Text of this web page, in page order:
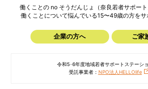
働くことの no そうだんじょ（奈良若者サポート
働くことについて悩んでいる15〜49歳の方をサ
企業の方へ ご家
令和5･6年度地域若者サポートステーシ
受託事業者： NPO法人HELLOlife